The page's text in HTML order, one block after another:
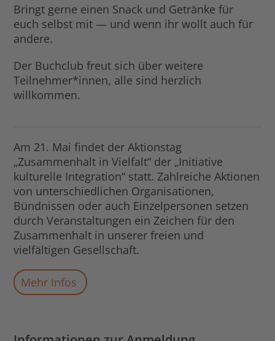
Bringt gerne einen Snack und Getränke für
euch selbst mit — und wenn ihr wollt auch für
andere.
Der Buchclub freut sich über weitere
Teilnehmer*innen, alle sind herzlich
willkommen.
Am 21. Mai findet der Aktionstag
„Zusammenhalt in Vielfalt“ der „Initiative
kulturelle Integration“ statt. Zahlreiche Aktionen
von unterschiedlichen Organisationen,
Bündnissen oder auch Einzelpersonen setzen
durch Veranstaltungen ein Zeichen für den
Zusammenhalt in unserer freien und
vielfältigen Gesellschaft.
Mehr Infos